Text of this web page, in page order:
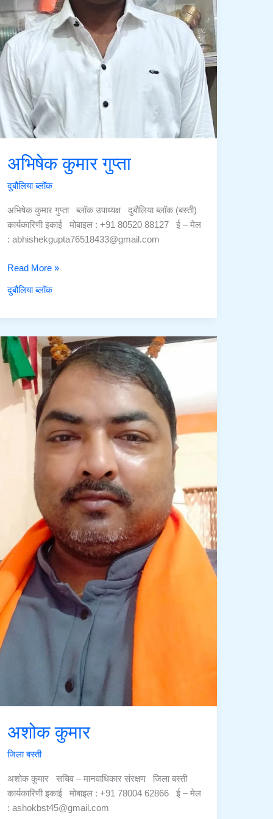
अभिषेक कुमार गुप्ता
दुबौलिया ब्लॉक
अभिषेक कुमार गुप्ता ब्लॉक उपाध्यक्ष दुबौलिया ब्लॉक (बस्ती)
कार्यकारिणी इकाई मोबाइल : +91 80520 88127 ई – मेल
: abhishekgupta76518433@gmail.com
अभिषेक
गुप्ता
Read More »
दुबौलिया ब्लॉक
अशोक कुमार
जिला बस्ती
अशोक कुमार सचिव – मानवाधिकार संरक्षण जिला बस्ती
कार्यकारिणी इकाई मोबाइल : +91 78004 62866 ई – मेल
: ashokbst45@gmail.com